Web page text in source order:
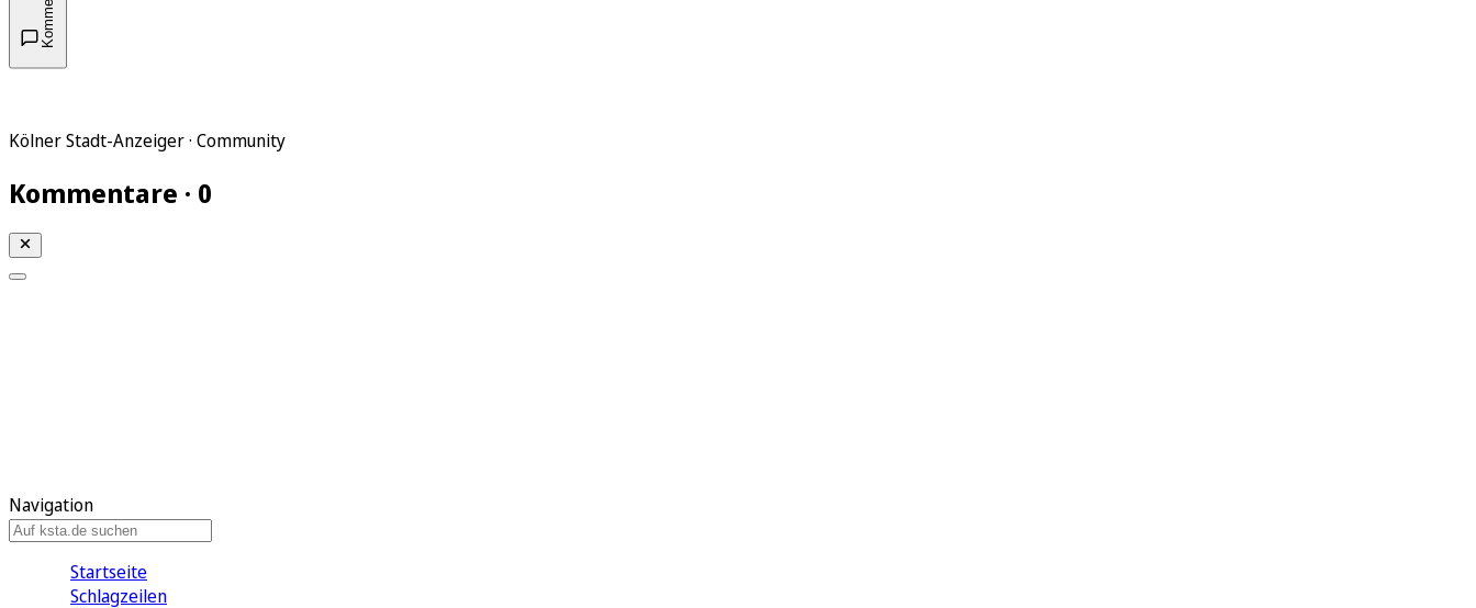
Kölner Stadt-Anzeiger · Community
Kommentare · 0
Navigation
Startseite
Schlagzeilen